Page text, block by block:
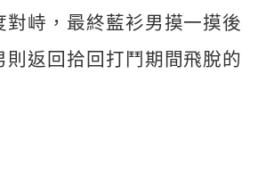
對峙，最終藍衫男摸一摸後
則返回拾回打鬥期間飛脫的